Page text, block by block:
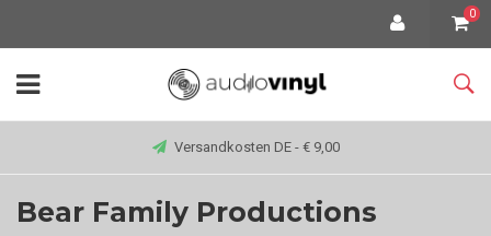
0
Versandkosten DE - € 9,00
Bear Family Productions